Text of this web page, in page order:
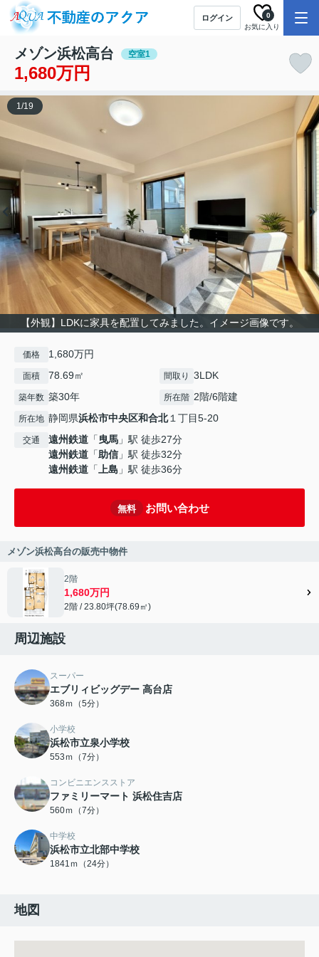
ログイン
お気に入り
0
メゾン浜松高台 空室1
1,680万円
【外観】LDKに家具を配置してみました。イメージ画像です。
1/19
価格 1,680万円
面積 78.69㎡ 間取り 3LDK
築年数 築30年 所在階 2階/6階建
所在地 静岡県浜松市中央区和合北１丁目5-20
交通 遠州鉄道 「曳馬 」駅 徒歩27分
遠州鉄道 「助信 」駅 徒歩32分
遠州鉄道 「上島 」駅 徒歩36分
無料 お問い合わせ
メゾン浜松高台の販売中物件
2階
1,680万円
2階 / 23.80坪(78.69㎡)
周辺施設
スーパー
エブリィビッグデー 高台店
368ｍ（5分）
小学校
浜松市立泉小学校
553ｍ（7分）
コンビニエンスストア
ファミリーマート 浜松住吉店
560ｍ（7分）
中学校
浜松市立北部中学校
1841ｍ（24分）
地図